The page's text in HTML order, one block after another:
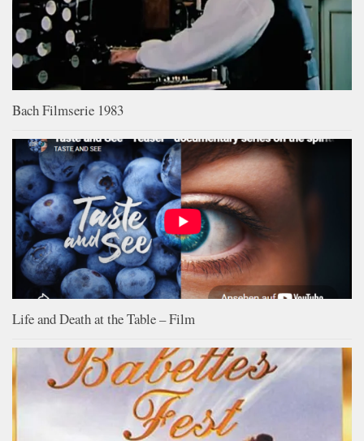
Bach Filmserie 1983
Life and Death at the Table – Film